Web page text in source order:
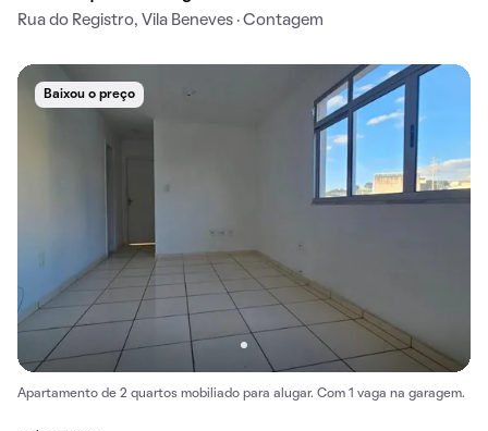
Rua do Registro, Vila Beneves · Contagem
Baixou o preço
Apartamento de 2 quartos mobiliado para alugar. Com 1 vaga na garagem.